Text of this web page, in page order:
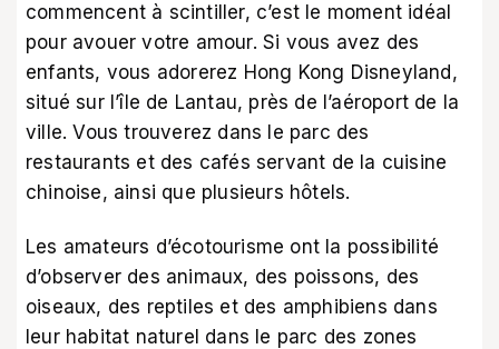
commencent à scintiller, c’est le moment idéal
pour avouer votre amour. Si vous avez des
enfants, vous adorerez Hong Kong Disneyland,
situé sur l’île de Lantau, près de l’aéroport de la
ville. Vous trouverez dans le parc des
restaurants et des cafés servant de la cuisine
chinoise, ainsi que plusieurs hôtels.
Les amateurs d’écotourisme ont la possibilité
d’observer des animaux, des poissons, des
oiseaux, des reptiles et des amphibiens dans
leur habitat naturel dans le parc des zones